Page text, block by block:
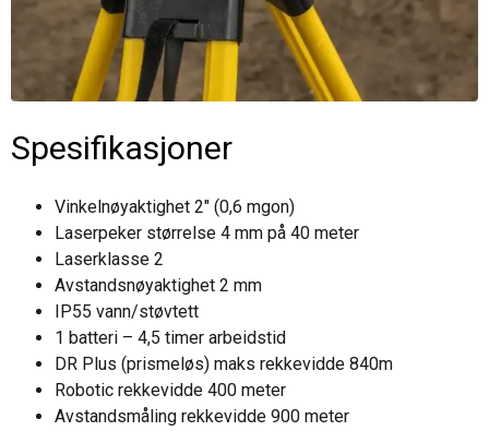
Spesifikasjoner
Vinkelnøyaktighet 2″ (0,6 mgon)
Laserpeker størrelse 4 mm på 40 meter
Laserklasse 2
Avstandsnøyaktighet 2 mm
IP55 vann/støvtett
1 batteri – 4,5 timer arbeidstid
DR Plus (prismeløs) maks rekkevidde 840m
Robotic rekkevidde 400 meter
Avstandsmåling rekkevidde 900 meter